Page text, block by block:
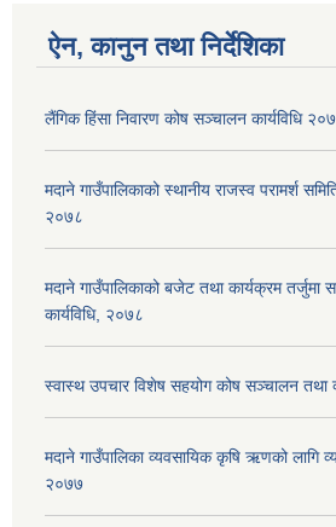
ऐन, कानुन तथा निर्देशिका
लैंगिक हिंसा निवारण कोष सञ्चालन कार्यविधि
मदाने गाउँपालिकाको स्थानीय राजस्व परामर्श
२०७८
मदाने गाउँपालिकाको बजेट तथा कार्यक्रम तर्जुमा
कार्यविधि, २०७८
स्वास्थ उपचार विशेष सहयोग कोष सञ्चालन तथा
मदाने गाउँपालिका व्यवसायिक कृषि ऋणको लागि
२०७७